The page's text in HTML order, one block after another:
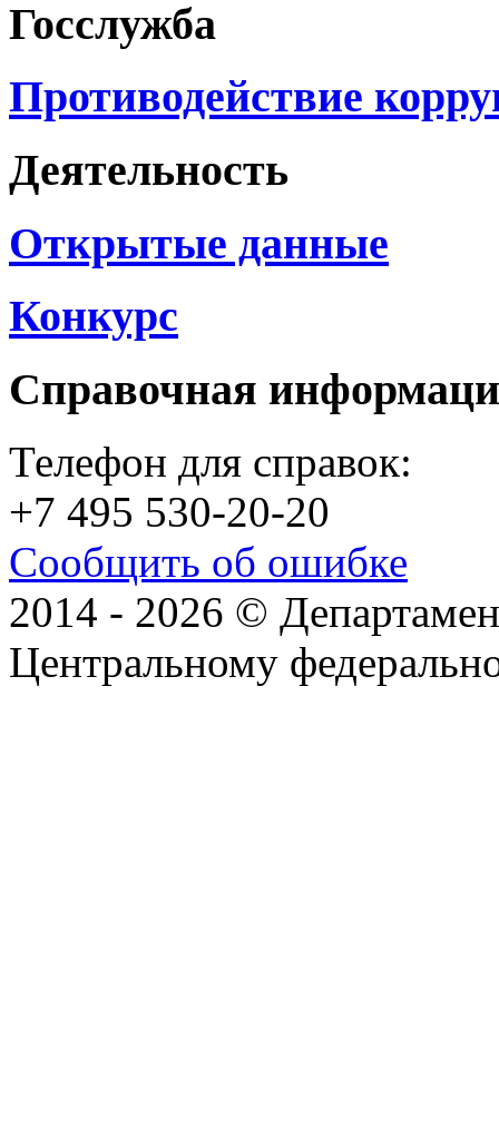
Госслужба
Противодействие
Деятельность
Открытые данные
Конкурс
Справочная
Телефон для справок:
+7 495 530-20-20
Сообщить об ошибке
2014 - 2026 ©
Центральному